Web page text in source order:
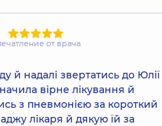
от врача
й надалі звертатись до Юлії
вірне лікування й
з пневмонією за короткий
лікаря й дякую їй за